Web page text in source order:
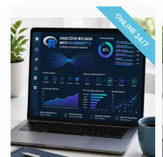
ONLINE 24/7